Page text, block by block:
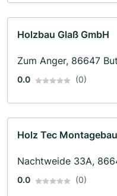
Holzbau Glaß GmbH
Zum Anger, 86647
0.0 (0)
Holz Tec
Nachtweide 33A,
0.0 (0)